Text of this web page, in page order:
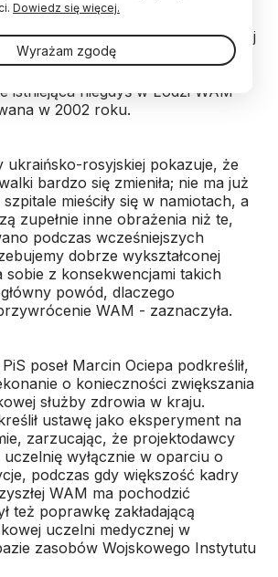
odbyło się drugie czytanie
ustawy o utworzeniu Wojskowej
(WAM) w Łodzi. Wnosząc o
istniejąca niegdyś w Łodzi WAM
w 2002 roku.
ukraińsko-rosyjskiej pokazuje, że
bardzo się zmieniła; nie ma już
mieściły się w namiotach, a
zupełnie inne obrażenia niż te,
podczas wcześniejszych
dobrze wykształconej
sobie z konsekwencjami takich
powód, dlaczego
WAM - zaznaczyła.
poseł Marcin Ociepa podkreślił,
o konieczności zwiększania
służby zdrowia w kraju.
ustawę jako eksperyment na
zarzucając, że projektodawcy
wyłącznie w oparciu o
podczas gdy większość kadry
WAM ma pochodzić
też poprawkę zakładającą
uczelni medycznej w
zasobów Wojskowego Instytutu
Dowiedz się więcej.
Wyrażam zgodę